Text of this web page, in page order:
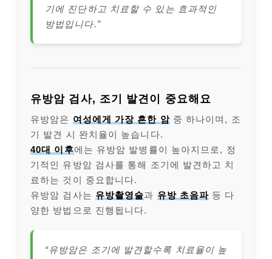
기에 진단하고 치료할 수 있는 효과적인
방법입니다.”
유방암 검사, 조기 발견이 중요해요
유방암은 여성에게 가장 흔한 암중 하나이며, 조
기 발견 시 완치율이 높습니다.
40대 이후에는 유방암 발병률이 높아지므로, 정
기적인 유방암 검사를 통해 조기에 발견하고 치
료하는 것이 중요합니다.
유방암 검사는 유방촬영술과 유방 초음파 등 다
양한 방법으로 진행됩니다.
“유방암은 조기에 발견할수록 치료율이 높